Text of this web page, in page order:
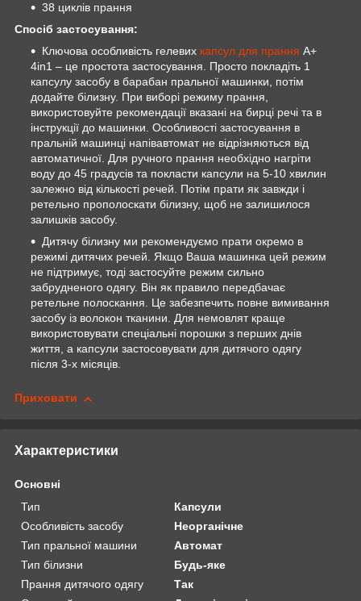
38 циклів прання
Спосіб застосування:
Ключова особливість гелевих капсул для прання А+
4in1 – це простота застосування. Просто покладіть 1
капсулу засобу в барабан пральної машинки, потім
додайте білизну. При виборі режиму прання,
використовуйте рекомендації вказані на бирці речі та в
інструкції до машинки. Особливості застосування в
пральній машинці напівавтомат не відрізняються від
автоматичної. Для ручного прання необхідно нагріти
воду до 45 градусів та покласти капсули на 5-10 хвилин
залежно від кількості речей. Потім прати як завжди і
ретельно прополоскати білизну, щоб не залишилося
залишків засобу.
Дитячу білизну ми рекомендуємо прати окремо в
режимі дитячих речей. Якщо Ваша машинка цей режим
не підтримує, тоді застосуйте режим сильно
забрудненого одягу. Він як правило передбачає
ретельне полоскання. Це забезпечить повне вимивання
засобу із волокон тканини. Для немовлят краще
використовувати спеціальні порошки з перших днів
життя, а капсули застосовувати для дитячого одягу
після 3-х місяців.
Приховати
Характеристики
Основні
Тип
Капсули
Особливість засобу
Неорганічне
Тип пральної машини
Автомат
Тип білизни
Будь-яке
Прання дитячого одягу
Так